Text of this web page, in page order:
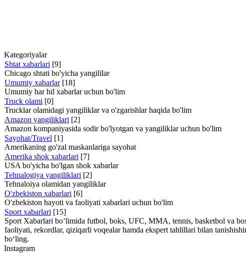
Kategoriyalar
Shtat xabarlari [9]
Chicago shtati bo'yicha yangililar
Umumiy xabarlar [18]
Umumiy har hil xabarlar uchun bo'lim
Truck olami [0]
Trucklar olamidagi yangiliklar va o'zgarishlar haqida bo'lim
Amazon yangiliklari [2]
Amazon kompaniyasida sodir bo'lyotgan va yangiliklar uchun bo'lim
Sayohat/Travel [1]
Amerikaning go'zal maskanlariga sayohat
Amerika shok xabarlari [7]
USA bo'yicha bo'lgan shok xabarlar
Tehnalogiya yangiliklari [2]
Tehnaloiya olamidan yangiliklar
O'zbekiston xabarlari [6]
O'zbekiston hayoti va faoliyati xabarlari uchun bo'lim
Sport xabarlari [15]
Sport Xabarlari bo‘limida futbol, boks, UFC, MMA, tennis, basketbol va
faoliyati, rekordlar, qiziqarli voqealar hamda ekspert tahlillari bilan
bo‘ling.
Instagram